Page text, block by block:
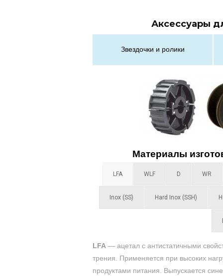
Аксессуары
Звездочки и ролики
Материалы
LFA WLF D WR
Inox (SS) Hard Inox (SSH)
LFA — ацетал c антистатичными
трения. Применяется при высоких
продуктами питания. Выпускается